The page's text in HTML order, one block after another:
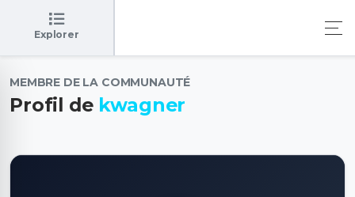
Explorer
MEMBRE DE LA COMMUNAUTÉ
Profil de kwagner